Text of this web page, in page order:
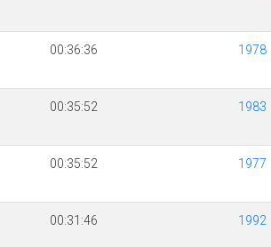
00:36:36 1978
00:35:52 1983
00:35:52 1977
00:31:46 1992